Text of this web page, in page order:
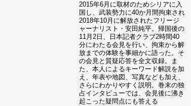
2015年6月に取材のためシリアに入
国し、武装勢力に40か月間拘束され
2018年10月に解放されたフリージ
ャーナリスト・安田純平。帰国後の
11月2日、日本記者クラブ2時間40
分にわたる会見を行い、拘束から解
放までの体験を事細かに語った。そ
の会見と質疑応答を全文収録。ま
た、本人によるキーワード解説を加
え、年表や地図、写真なども加え、
さらにわかりやすく説明。巻末の独
占インタビューでは、会見後に沸き
起こった疑問点にも答える